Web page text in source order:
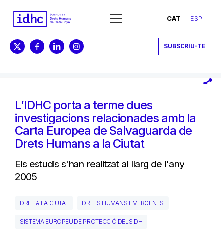
CAT ESP
SUBSCRIU-TE
L’IDHC porta a terme dues
investigacions relacionades amb la
Carta Europea de Salvaguarda de
Drets Humans a la Ciutat
Els estudis s'han realitzat al llarg de l'any
2005
DRET A LA CIUTAT DRETS HUMANS EMERGENTS
SISTEMA EUROPEU DE PROTECCIÓ DELS DH